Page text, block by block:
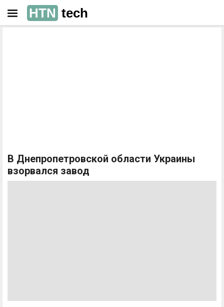
HTN tech
В Днепропетровской области Украины
взорвался завод